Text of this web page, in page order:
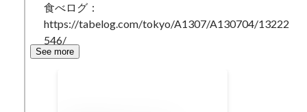
食べログ：
https://tabelog.com/tokyo/A1307/A130704/13222
546/
See more